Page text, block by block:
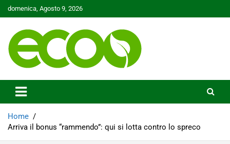
Skip
to
domenica, Agosto 9, 2026
Ecoo.it
Home
Arriva il bonus “rammendo”: qui si lotta contro lo spreco